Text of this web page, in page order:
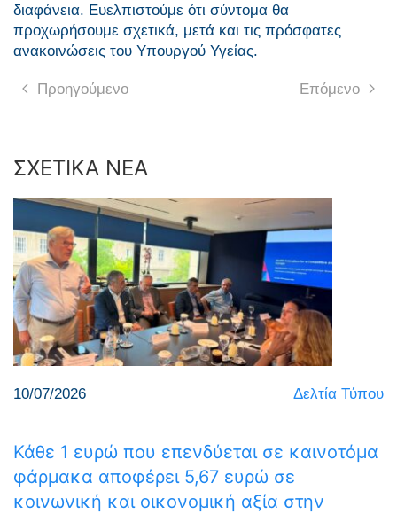
διαφάνεια. Ευελπιστούμε ότι σύντομα θα
προχωρήσουμε σχετικά, μετά και τις πρόσφατες
ανακοινώσεις του Υπουργού Υγείας.
Προηγούμενο Επόμενο
ΣΧΕΤΙΚΑ ΝΕΑ
10/07/2026 Δελτία Τύπου
Κάθε 1 ευρώ που επενδύεται σε καινοτόμα
φάρμακα αποφέρει 5,67 ευρώ σε
κοινωνική και οικονομική αξία στην